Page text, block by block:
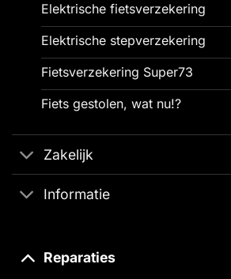
Elektrische fietsverzekering
Elektrische stepverzekering
Fietsverzekering Super73
Fiets gestolen, wat nu!?
Zakelijk
Informatie
Reparaties